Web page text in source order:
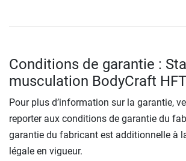
Conditions de garantie :
musculation BodyCraft HFT
Pour plus d’information sur la garantie,
reporter aux conditions de garantie du
garantie du fabricant est additionnelle à
légale en vigueur.